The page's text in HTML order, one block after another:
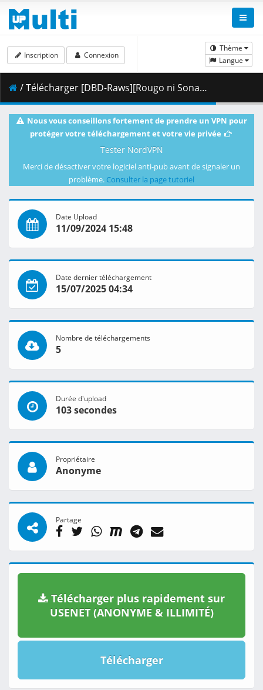
Thème
Langue
Inscription Connexion
/ Télécharger [DBD-Raws][Rougo ni Sonaete Isekai de 8-manmai no Kinka o Tamemasu][05][1080P][BDRip][HEVC-10bit][FLAC].mkv.002 ( 289.35 MB )
Nous vous conseillons fortement de prendre un VPN pour
protéger votre téléchargement et votre vie privée
Tester NordVPN
Merci de désactiver votre logiciel anti-pub avant de signaler un
problème. Consulter la page tutoriel
Date Upload
11/09/2024 15:48
Date dernier téléchargement
15/07/2025 04:34
Nombre de téléchargements
5
Durée d'upload
103 secondes
Propriétaire
Anonyme
Partage
Télécharger plus rapidement sur
USENET (ANONYME & ILLIMITÉ)
Télécharger